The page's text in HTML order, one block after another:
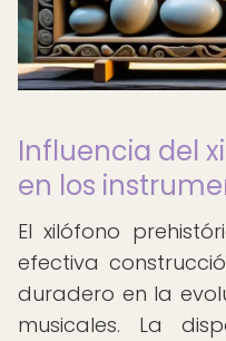
Influencia del
en los
El xilófono
efectiva
duradero en la
musicales. La